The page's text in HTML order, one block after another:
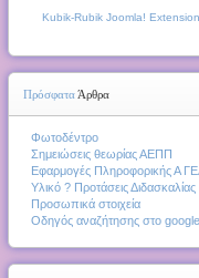
Kubik-Rubik Joomla!
ΠρόσφαταΆρθρα
Φωτοδέντρο
Σημειώσεις θεωρίας ΑΕΠΠ
Εφαρμογές Πληροφορικής Α
Υλικό ? Προτάσεις
Προσωπικά στοιχεία
Οδηγός αναζήτησης στο